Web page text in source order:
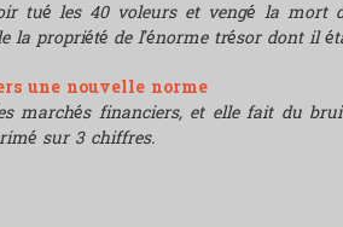
tué les 40 voleurs et vengé la mort
la propriété de l’énorme trésor dont il
une nouvelle norme
marchés financiers, et elle fait du
sur 3 chiffres.